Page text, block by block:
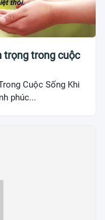
trọng trong cuộc
Cuộc Sống Khi
phúc...